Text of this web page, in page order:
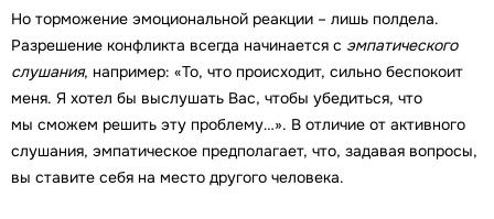
Но торможение эмоциональной реакции – лишь полдела.
Разрешение конфликта всегда начинается с эмпатического
слушания, например: «То, что происходит, сильно беспокоит
меня. Я хотел бы выслушать Вас, чтобы убедиться, что
мы сможем решить эту проблему…». В отличие от активного
слушания, эмпатическое предполагает, что, задавая вопросы,
вы ставите себя на место другого человека.